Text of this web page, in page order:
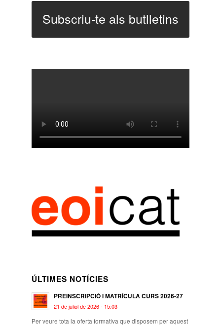
Subscriu-te als butlletins
ÚLTIMES NOTÍCIES
PREINSCRIPCIÓ I MATRÍCULA CURS 2026-27
21 de juliol de 2026 - 15:03
Per veure tota la oferta formativa que disposem per aquest